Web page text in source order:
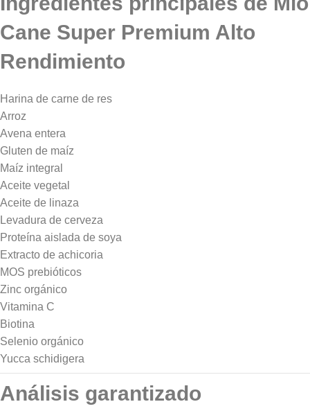
Cane Super Premium Alto
Rendimiento
Harina de carne de res
Arroz
Avena entera
Gluten de maíz
Maíz integral
Aceite vegetal
Aceite de linaza
Levadura de cerveza
Proteína aislada de soya
Extracto de achicoria
MOS prebióticos
Zinc orgánico
Vitamina C
Biotina
Selenio orgánico
Yucca schidigera
Análisis garantizado